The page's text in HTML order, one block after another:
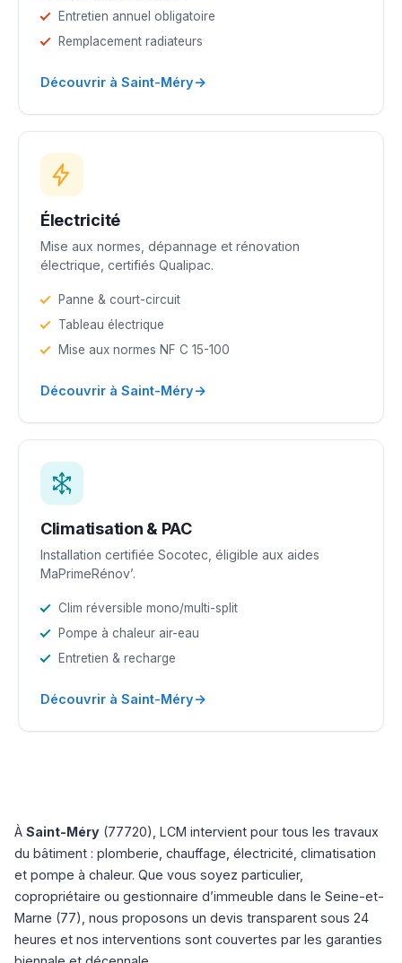
Entretien annuel obligatoire
Remplacement radiateurs
Découvrir à Saint-Méry→
Électricité
Mise aux normes, dépannage et rénovation
électrique, certifiés Qualipac.
Panne & court-circuit
Tableau électrique
Mise aux normes NF C 15-100
Découvrir à Saint-Méry→
Climatisation & PAC
Installation certifiée Socotec, éligible aux aides
MaPrimeRénov’.
Clim réversible mono/multi-split
Pompe à chaleur air-eau
Entretien & recharge
Découvrir à Saint-Méry→
À Saint-Méry (77720), LCM intervient pour tous les travaux
du bâtiment : plomberie, chauffage, électricité, climatisation
et pompe à chaleur. Que vous soyez particulier,
copropriétaire ou gestionnaire d’immeuble dans le Seine-et-
Marne (77), nous proposons un devis transparent sous 24
heures et nos interventions sont couvertes par les garanties